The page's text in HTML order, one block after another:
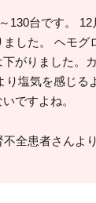
130台です。
した。 ヘモグ
下がりました。
り塩気を感じる
ですよね。
不全患者さんよ